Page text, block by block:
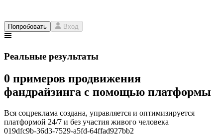
Попробовать Вход
Реальные результаты
0 примеров продвижения
фандрайзинга с помощью платформы
Вся соцреклама создана, управляется и оптимизируется
платформой 24/7 и без участия живого человека
019dfc9b-36d3-7529-a5fd-64ffad927bb2